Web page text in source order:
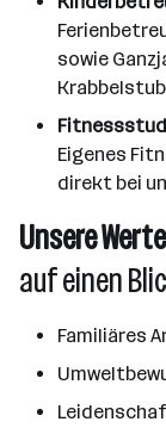
sowie
Eigenes
direkt bei
Unsere Werte
auf einen
Familiäres